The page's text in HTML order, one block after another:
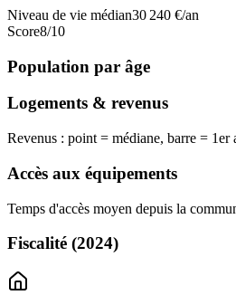
Niveau de vie médian30 240 €/an
Score8/10
Population par âge
Logements & revenus
Revenus : point = médiane, barre = 1er
Accès aux équipements
Temps d'accès moyen depuis la
Fiscalité (2024)